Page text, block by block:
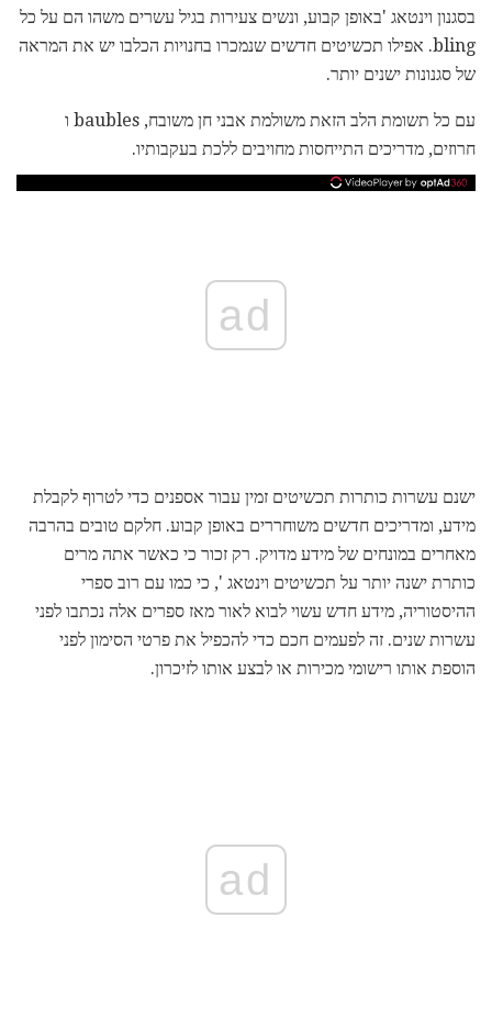
בסגנון וינטאג 'באופן קבוע, ונשים צעירות בגיל עשרים משהו הם על כל
bling. אפילו תכשיטים חדשים שנמכרו בחנויות הכלבו יש את המראה
של סגנונות ישנים יותר.
עם כל תשומת הלב הזאת משולמת אבני חן משובח, baubles ו
חרוזים, מדריכים התייחסות מחויבים ללכת בעקבותיו.
ad
ישנם עשרות כותרות תכשיטים זמין עבור אספנים כדי לטרוף לקבלת
מידע, ומדריכים חדשים משוחררים באופן קבוע. חלקם טובים בהרבה
מאחרים במונחים של מידע מדויק. רק זכור כי כאשר אתה מרים
כותרת ישנה יותר על תכשיטים וינטאג ', כי כמו עם רוב ספרי
ההיסטוריה, מידע חדש עשוי לבוא לאור מאז ספרים אלה נכתבו לפני
עשרות שנים. זה לפעמים חכם כדי להכפיל את פרטי הסימון לפני
הוספת אותו רישומי מכירות או לבצע אותו לזיכרון.
ad